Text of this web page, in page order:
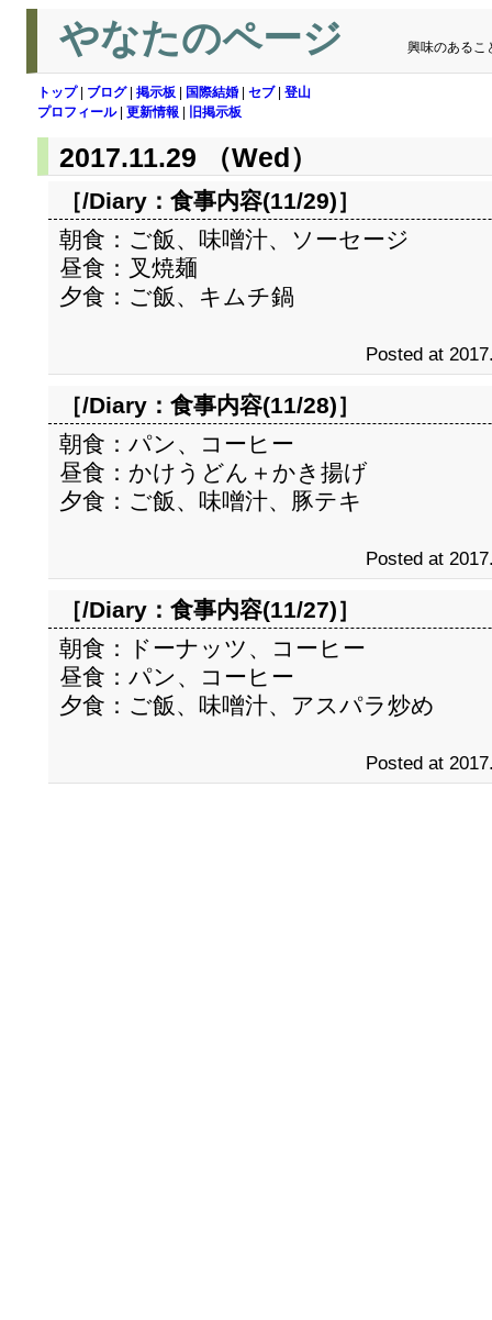
やなたのページ 興味のあるこ
トップ| ブログ| 掲示板 国際結婚 セブ| 登山
プロフィール| 更新情報 旧掲示板
2017.11.29 （Wed）
［/Diary： 食事内容(11/29)］
朝食：ご飯、味噌汁、ソーセージ
昼食：叉焼麺
夕食：ご飯、キムチ鍋
Posted at
［/Diary： 食事内容(11/28)］
朝食：パン、コーヒー
昼食：かけうどん＋かき揚げ
夕食：ご飯、味噌汁、豚テキ
Posted at
［/Diary： 食事内容(11/27)］
朝食：ドーナッツ、コーヒー
昼食：パン、コーヒー
夕食：ご飯、味噌汁、アスパラ炒め
Posted at